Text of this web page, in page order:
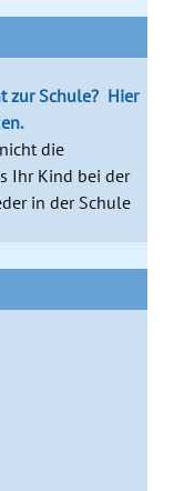
zur Schule? Hier
die
Ihr Kind bei der
in der Schule